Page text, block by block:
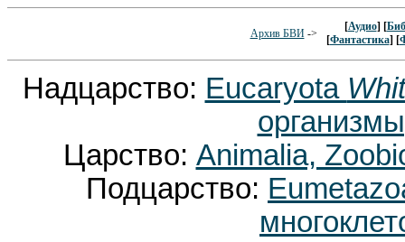
Архив БВИ->
[Аудио] [
[Фантастика] [
Надцарство: Eucaryota
Царство: Animalia,
Подцарство: